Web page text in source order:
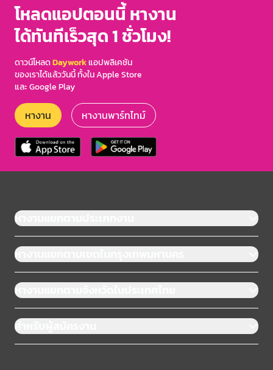
โหลดแอปตอนนี้ หางาน
ได้ทันทีเร็วสุด 1 ชั่วโมง!
ดาวน์โหลดDayworkแอปพลิเคชัน
ของเราได้แล้ววันนี้ ทั้งใน Apple Store
และ Google Play
หางาน หางานพาร์ทไทม์
หางานแยกตามประเภทงาน
หางานแยกตามเขตในกรุงเทพมหานคร
หางานแยกตามจังหวัดในประเทศไทย
สำหรับผู้สมัครงาน